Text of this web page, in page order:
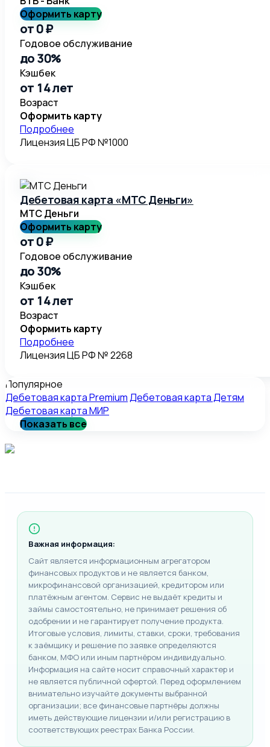
Оформить карту
от 0 ₽
Годовое обслуживание
до 30%
Кэшбек
от 14 лет
Возраст
Оформить карту
Подробнее
Лицензия ЦБ РФ №1000
Дебетовая карта «МТС Деньги»
МТС Деньги
Оформить карту
от 0 ₽
Годовое обслуживание
до 30%
Кэшбек
от 14 лет
Возраст
Оформить карту
Подробнее
Лицензия ЦБ РФ № 2268
Популярное
Дебетовая карта PremiumДебетовая карта Детям
Дебетовая карта МИР
Показать все
Важная информация:
Сайт является информационным агрегатором
финансовых продуктов и не является банком,
микрофинансовой организацией, кредитором или
платёжным агентом. Сервис не выдаёт кредиты и
займы самостоятельно, не принимает решения об
одобрении и не гарантирует получение продукта.
Итоговые условия, лимиты, ставки, сроки, требования
к заёмщику и решение по заявке определяются
банком, МФО или иным партнёром индивидуально.
Информация на сайте носит справочный характер и
не является публичной офертой. Перед оформлением
внимательно изучайте документы выбранной
организации; все финансовые партнёры должны
иметь действующие лицензии и/или регистрацию в
соответствующих реестрах Банка России.